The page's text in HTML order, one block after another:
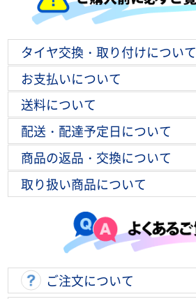
タイヤ交換・取り付けについて
お支払いについて
送料について
配送・配達予定日について
商品の返品・交換について
取り扱い商品について
ご注文について